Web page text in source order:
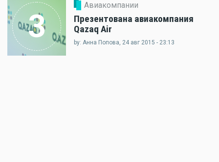
3
Авиакомпании
Презентована авиакомпания
Qazaq Air
by: Анна Попова, 24 авг 2015 - 23:13